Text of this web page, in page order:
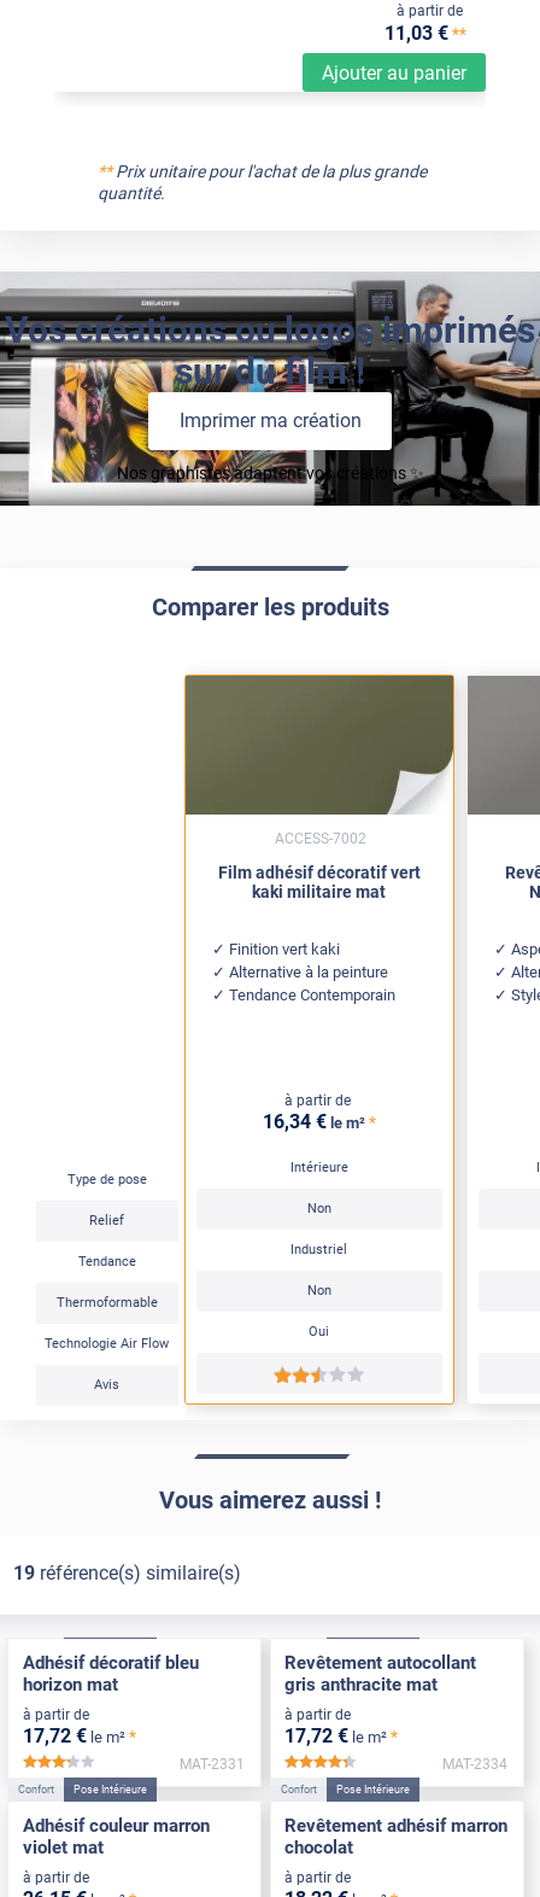
Ajouter au panier
à partir de
11 ,03 €**
**Prix unitaire pour l'achat de la plus grande
quantité.
Vos créations ou logos imprimés
sur du film !
Imprimer ma création
Nos graphistes adaptent vos créations ✨
Comparer les produits
Type de pose
Relief
Tendance
Thermoformable
Technologie Air Flow
Avis
Film adhésif décoratif vert
kaki militaire mat
Finition vert kaki
Alternative à la peinture
Tendance Contemporain
à partir de
16,34 € le m² *
Intérieure
Non
Industriel
Non
Oui
*****
ACCESS-7002
Vous aimerez aussi !
19référence(s) similaire(s)
Adhésif décoratif bleu
horizon mat
à partir de
17,72 € le m² *
*****
MAT-2331
Revêtement autocollant
gris anthracite mat
à partir de
17,72 € le m² *
*****
MAT-2334
Confort Pose Intérieure
Adhésif couleur marron
violet mat
à partir de
Confort Pose Intérieure
Revêtement adhésif marron
chocolat
à partir de